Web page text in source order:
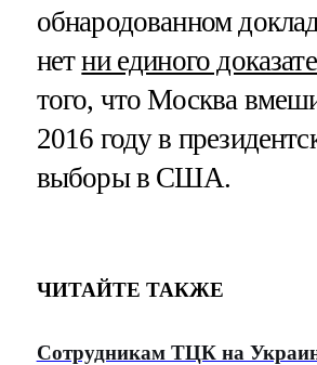
обнародованном
нетни единого
того, что Москва
2016 году в
выборы в США.
ЧИТАЙТЕ ТАКЖЕ
Сотрудникам ТЦК на